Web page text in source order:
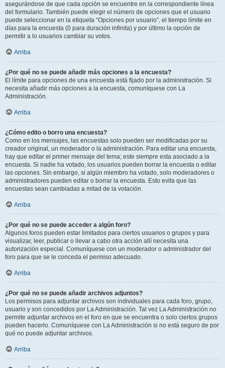
asegurándose de que cada opción se encuentre en la correspondiente línea
del formulario. También puede elegir el número de opciones que el usuario
puede seleccionar en la etiqueta “Opciones por usuario”, el tiempo límite en
días para la encuesta (0 para duración infinita) y por último la opción de
permitir a lo usuarios cambiar su votos.
Arriba
¿Por qué no se puede añadir más opciones a la encuesta?
El límite para opciones de una encuesta está fijado por la administración. Si
necesita añadir más opciones a la encuesta, comuníquese con La
Administración.
Arriba
¿Cómo edito o borro una encuesta?
Como en los mensajes, las encuestas solo pueden ser modificadas por su
creador original, un moderador o la administración. Para editar una encuesta,
hay que editar el primer mensaje del tema; este siempre esta asociado a la
encuesta. Si nadie ha votado, los usuarios pueden borrar la encuesta o editar
las opciones. Sin embargo, si algún miembro ha votado, solo moderadores o
administradores pueden editar o borrar la encuesta. Esto evita que las
encuestas sean cambiadas a mitad de la votación.
Arriba
¿Por qué no se puede acceder a algún foro?
Algunos foros pueden estar limitados para ciertos usuarios o grupos y para
visualizar, leer, publicar o llevar a cabo otra acción allí necesita una
autorización especial. Comuníquese con un moderador o administrador del
foro para que se le conceda el permiso adecuado.
Arriba
¿Por qué no se puede añadir archivos adjuntos?
Los permisos para adjuntar archivos son individuales para cada foro, grupo,
usuario y son concedidos por La Administración. Tal vez La Administración no
permite adjuntar archivos en el foro en que se encuentra o solo ciertos grupos
pueden hacerlo. Comuníquese con La Administración si no está seguro de por
qué no puede adjuntar archivos.
Arriba